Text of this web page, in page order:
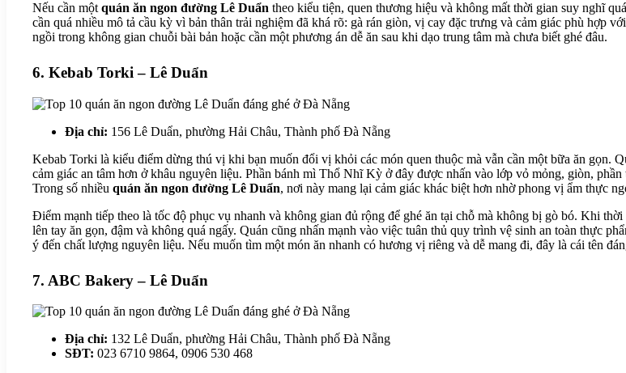
Nếu cần một quán ăn ngon đường Lê Duẩn theo kiểu tiện, quen thương hiệu và không mất thời gian suy nghĩ
cần quá nhiều mô tả cầu kỳ vì bản thân trải nghiệm đã khá rõ: gà rán giòn, vị cay đặc trưng và cảm giác phù hợp
ngồi trong không gian chuỗi bài bản hoặc cần một phương án dễ ăn sau khi dạo trung tâm mà chưa biết ghé đâu.
6. Kebab Torki – Lê Duẩn
Địa chỉ: 156 Lê Duẩn, phường Hải Châu, Thành phố Đà Nẵng
Kebab Torki là kiểu điểm dừng thú vị khi bạn muốn đổi vị khỏi các món quen thuộc mà vẫn cần một bữa ăn gọn.
cảm giác an tâm hơn ở khâu nguyên liệu. Phần bánh mì Thổ Nhĩ Kỳ ở đây được nhấn vào lớp vỏ mỏng, giòn,
Trong số nhiều quán ăn ngon đường Lê Duẩn, nơi này mang lại cảm giác khác biệt hơn nhờ phong vị ẩm thực
Điểm mạnh tiếp theo là tốc độ phục vụ nhanh và không gian đủ rộng để ghé ăn tại chỗ mà không bị gò bó. Khi
lên tay ăn gọn, đậm và không quá ngấy. Quán cũng nhấn mạnh vào việc tuân thủ quy trình vệ sinh an toàn thực
ý đến chất lượng nguyên liệu. Nếu muốn tìm một món ăn nhanh có hương vị riêng và dễ mang đi, đây là cái tên
7. ABC Bakery – Lê Duẩn
Địa chỉ: 132 Lê Duẩn, phường Hải Châu, Thành phố Đà Nẵng
SĐT: 023 6710 9864, 0906 530 468